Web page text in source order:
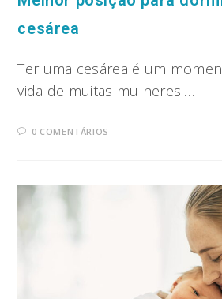
cesárea
Ter uma cesárea é um
vida de muitas mulheres.…
0 COMENTÁRIOS